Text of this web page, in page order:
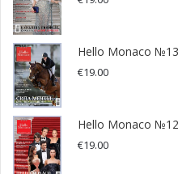
Эти уникальные сочетания
оценить эволюцию
характеристик и
формировали
протяжении более
Гости выставки также
Hello Monaco
€19.00
Hello Monaco
€19.00